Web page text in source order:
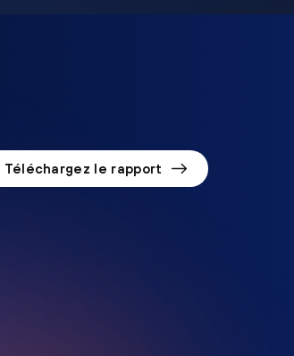
Téléchargez le rapport